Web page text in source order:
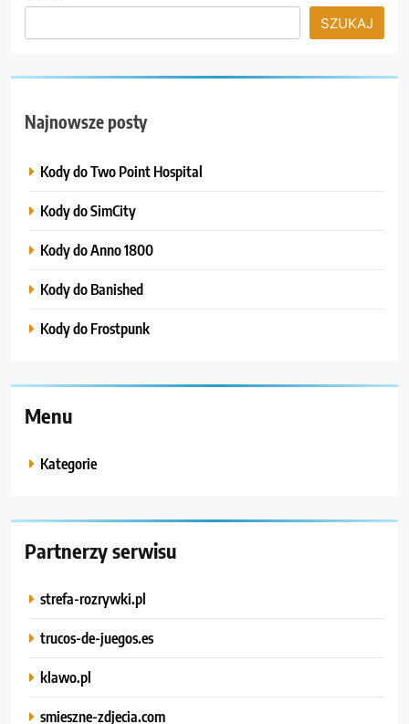
SZUKAJ
Najnowsze posty
Kody do Two Point Hospital
Kody do SimCity
Kody do Anno 1800
Kody do Banished
Kody do Frostpunk
Menu
Kategorie
Partnerzy serwisu
strefa-rozrywki.pl
trucos-de-juegos.es
klawo.pl
smieszne-zdjecia.com